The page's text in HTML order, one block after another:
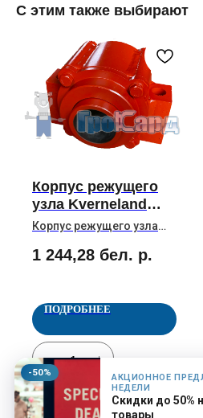
-50%
АКЦИОННОЕ
НЕДЕЛИ
Скидки до 50%
товары
С этим также выбирают
Корпус режущего
узла Kverneland
Diskopak-6 в сборе
RF28495)
Корпус режущего узла
сборе GR01028495 (OEM
RF28495) подшипники
1 244,28 бел. р.
ПОДРОБНЕЕ
В КОРЗИНУ